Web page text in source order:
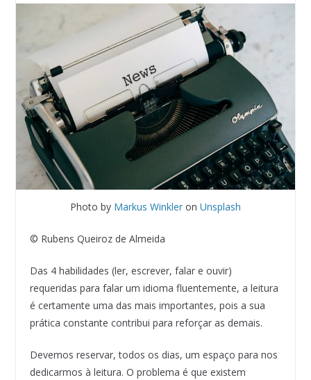
Photo by Markus Winkleron Unsplash
© Rubens Queiroz de Almeida
Das 4 habilidades (ler, escrever, falar e ouvir)
requeridas para falar um idioma fluentemente, a leitura
é certamente uma das mais importantes, pois a sua
prática constante contribui para reforçar as demais.
Devemos reservar, todos os dias, um espaço para nos
dedicarmos à leitura. O problema é que existem